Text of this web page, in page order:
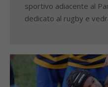
sportivo adiacente al
dedicato al rugby e